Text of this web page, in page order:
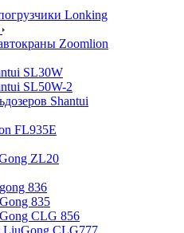
Lonking
Zoomlion
SL30W
SL50W-2
Shantui
FL935E
ZL20
836
835
CLG 856
LiuGong CLG777